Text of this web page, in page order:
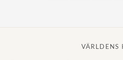
VÄRLDENS